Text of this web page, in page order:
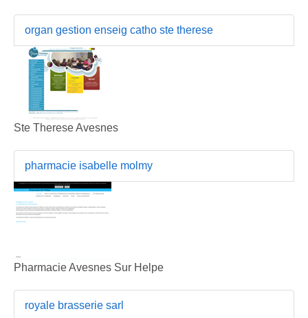
organ gestion enseig catho ste therese
Ste Therese Avesnes
pharmacie isabelle molmy
Pharmacie Avesnes Sur Helpe
royale brasserie sarl